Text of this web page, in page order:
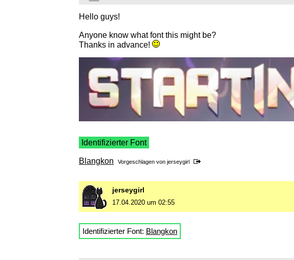
Hello guys!
Anyone know what font this might be?
Thanks in advance!
Identifizierter Font
Blangkon Vorgeschlagen von jerseygirl
jerseygirl
17.04.2020 um 02:55
Identifizierter Font: Blangkon